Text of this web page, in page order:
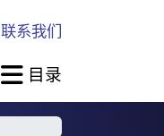
联系我们
目录